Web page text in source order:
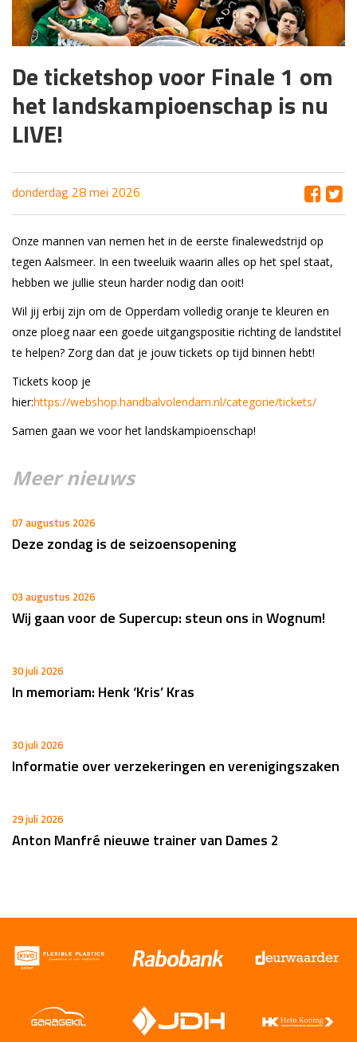
De ticketshop voor Finale 1 om
het landskampioenschap is nu
LIVE!
donderdag 28 mei 2026
Onze mannen van nemen het in de eerste finalewedstrijd op
tegen Aalsmeer. In een tweeluik waarin alles op het spel staat,
hebben we jullie steun harder nodig dan ooit!
Wil jij erbij zijn om de Opperdam volledig oranje te kleuren en
onze ploeg naar een goede uitgangspositie richting de landstitel
te helpen? Zorg dan dat je jouw tickets op tijd binnen hebt!
Tickets koop je
hier:https://webshop.handbalvolendam.nl/categorie/tickets/
Samen gaan we voor het landskampioenschap!
Meer nieuws
07 augustus 2026
Deze zondag is de seizoensopening
03 augustus 2026
Wij gaan voor de Supercup: steun ons in Wognum!
30 juli 2026
In memoriam: Henk ‘Kris’ Kras
30 juli 2026
Informatie over verzekeringen en verenigingszaken
29 juli 2026
Anton Manfré nieuwe trainer van Dames 2